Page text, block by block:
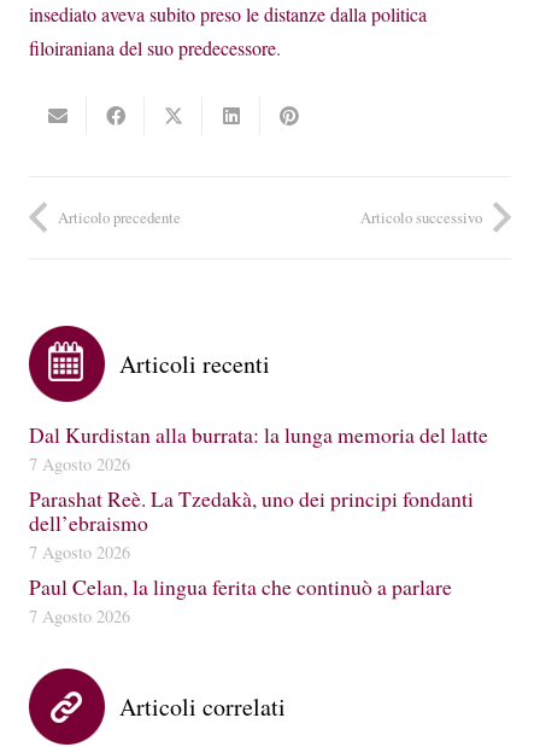
insediato aveva subito preso le distanze dalla politica
filoiraniana del suo predecessore.
Articolo precedente Articolo successivo
Articoli recenti
Dal Kurdistan alla burrata: la lunga memoria del latte
7 Agosto 2026
Parashat Reè. La Tzedakà, uno dei principi fondanti
dell’ebraismo
7 Agosto 2026
Paul Celan, la lingua ferita che continuò a parlare
7 Agosto 2026
Articoli correlati